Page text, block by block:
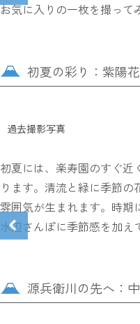
お気に入りの一枚を撮って
初夏の彩り：紫陽
過去撮影写真
初夏には、楽寿園のすぐ近
ります。清流と緑に季節
雰囲気が生まれます。時期
水辺さんぽに季節感を加え
源兵衛川の先へ：